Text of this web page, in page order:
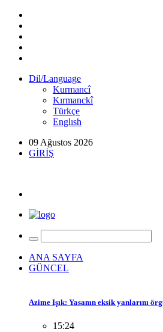
Dil/Language
Kurmancî
Kırmanckî
Türkçe
Englısh
09 Ağustos 2026
GİRİŞ
ANA SAYFA
GÜNCEL
Azime Işık: Yasanın eksik yanlarını
15:24